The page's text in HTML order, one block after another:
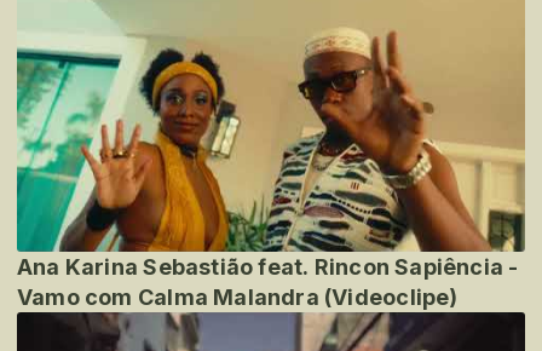
Ana Karina Sebastião feat. Rincon Sapiência -
Vamo com Calma Malandra (Videoclipe)